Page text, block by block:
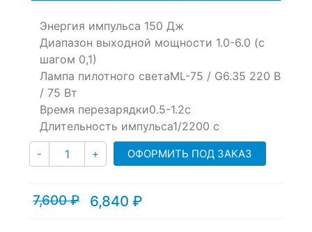
Энергия импульса 150 Дж
Диапазон выходной мощности 1.0-6.0 (с
шагом 0,1)
Лампа пилотного светаML-75 / G6.35 220 В
/ 75 Вт
Время перезарядки0.5-1.2с
Длительность импульса1/2200 c
- Количество
+ ОФОРМИТЬ ПОД ЗАКАЗ
7,600₽
Первоначальная6,840 ₽
Текущая